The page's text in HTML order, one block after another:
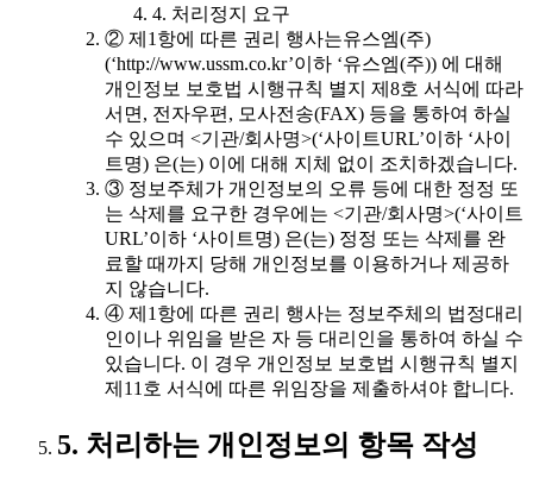
4. 처리정지 요구
② 제1항에 따른 권리 행사는유스엠(주)
(‘http://www.ussm.co.kr’이하 ‘유스엠(주)) 에 대해
개인정보 보호법 시행규칙 별지 제8호 서식에 따라
서면, 전자우편, 모사전송(FAX) 등을 통하여 하실
수 있으며 <기관/회사명>(‘사이트URL’이하 ‘사이
트명) 은(는) 이에 대해 지체 없이 조치하겠습니다.
③ 정보주체가 개인정보의 오류 등에 대한 정정 또
는 삭제를 요구한 경우에는 <기관/회사명>(‘사이트
URL’이하 ‘사이트명) 은(는) 정정 또는 삭제를 완
료할 때까지 당해 개인정보를 이용하거나 제공하
지 않습니다.
④ 제1항에 따른 권리 행사는 정보주체의 법정대리
인이나 위임을 받은 자 등 대리인을 통하여 하실 수
있습니다. 이 경우 개인정보 보호법 시행규칙 별지
제11호 서식에 따른 위임장을 제출하셔야 합니다.
5. 처리하는 개인정보의 항목 작성